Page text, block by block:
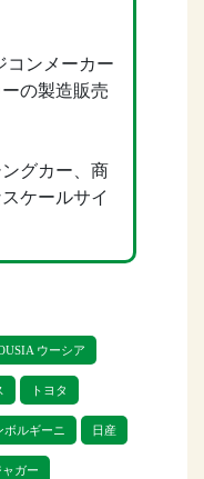
コンメーカー
の製造販売
グカー、商
ケールサイ
去に発売さ
れていない
トされてい
も高値が付
ウーシア
トヨタ
ボルギーニ 日産
ャガー